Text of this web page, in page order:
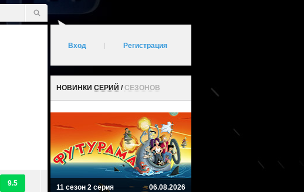
9.5
Вход Регистрация
НОВИНКИ СЕРИЙ /СЕЗОНОВ
11 сезон 2 серия 06.08.2026